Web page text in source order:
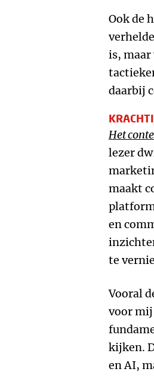
Ook de
is, maar
daarbij
Het
lezer
maakt
en
te
Vooral
voor
kijken.
en AI,